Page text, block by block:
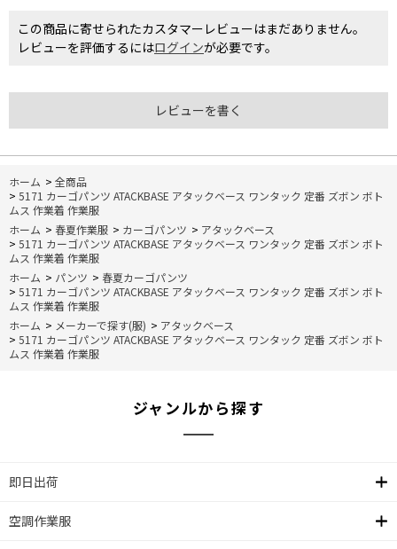
この商品に寄せられたカスタマーレビューはまだありません。
レビューを評価するにはログインが必要です。
レビューを書く
ホーム > 全商品
> 5171 カーゴパンツ ATACKBASE アタックベース ワンタック 定番 ズボン ボト
ムス 作業着 作業服
ホーム > 春夏作業服 > カーゴパンツ > アタックベース
> 5171 カーゴパンツ ATACKBASE アタックベース ワンタック 定番 ズボン ボト
ムス 作業着 作業服
ホーム > パンツ > 春夏カーゴパンツ
> 5171 カーゴパンツ ATACKBASE アタックベース ワンタック 定番 ズボン ボト
ムス 作業着 作業服
ホーム > メーカーで探す(服) > アタックベース
> 5171 カーゴパンツ ATACKBASE アタックベース ワンタック 定番 ズボン ボト
ムス 作業着 作業服
ジャンルから探す
即日出荷
空調作業服